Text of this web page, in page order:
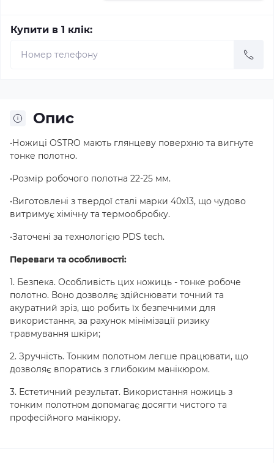
Купити в 1 клік:
Опис
•Ножиці OSTRO мають глянцеву поверхню та вигнуте
тонке полотно.
•Розмір робочого полотна 22-25 мм.
•Виготовлені з твердої сталі марки 40х13, що чудово
витримує хімічну та термообробку.
•Заточені за технологією PDS tech.
Переваги та особливості:
1. Безпека. Особливість цих ножиць - тонке робоче
полотно. Воно дозволяє здійснювати точний та
акуратний зріз, що робить їх безпечними для
використання, за рахунок мінімізації ризику
травмування шкіри;
2. Зручність. Тонким полотном легше працювати, що
дозволяє впоратись з глибоким манікюром.
3. Естетичний результат. Використання ножиць з
тонким полотном допомагає досягти чистого та
професійного манікюру.